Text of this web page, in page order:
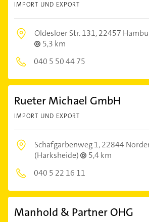
IMPORT UND EXPORT
Oldesloer Str. 131,22457
5,3 km
040 5 50 44 75
Rueter Michael GmbH
IMPORT UND EXPORT
Schafgarbenweg 1,22844
(Harksheide)
5,4 km
040 5 22 16 11
Manhold & Partner OHG